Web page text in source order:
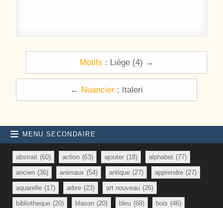
Navigation de l’article
Motifs : Liège (4) →
← Nuancier : Italeri
MENU SECONDAIRE
abstrait (60) action (63) ajouter (18) alphabet (77)
ancien (36) animaux (54) antique (27) apprendre (27)
aquarelle (17) arbre (23) art nouveau (26)
bibliotheque (20) blason (20) bleu (68) bois (46)